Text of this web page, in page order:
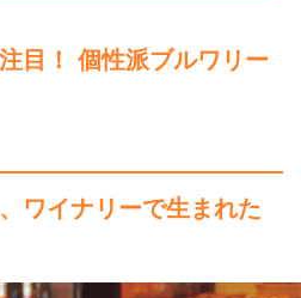
目！ 個性派ブルワリー
ワイナリーで生まれた